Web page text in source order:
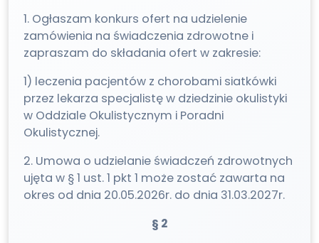
1. Ogłaszam konkurs ofert na udzielenie
zamówienia na świadczenia zdrowotne i
zapraszam do składania ofert w zakresie:
1) leczenia pacjentów z chorobami siatkówki
przez lekarza specjalistę w dziedzinie okulistyki
w Oddziale Okulistycznym i Poradni
Okulistycznej.
2. Umowa o udzielanie świadczeń zdrowotnych
ujęta w § 1 ust. 1 pkt 1 może zostać zawarta na
okres od dnia 20.05.2026r. do dnia 31.03.2027r.
§ 2